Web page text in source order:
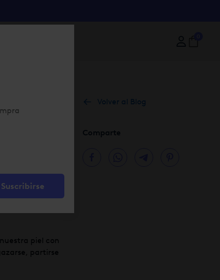
de tips
pero no
sea la hora
piel con
partirse
Volver al Blog
Comparte
Suscribirse